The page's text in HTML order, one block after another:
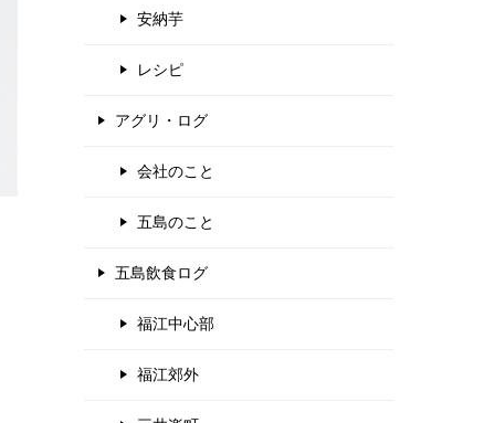
安納芋
レシピ
アグリ・ログ
会社のこと
五島のこと
五島飲食ログ
福江中心部
福江郊外